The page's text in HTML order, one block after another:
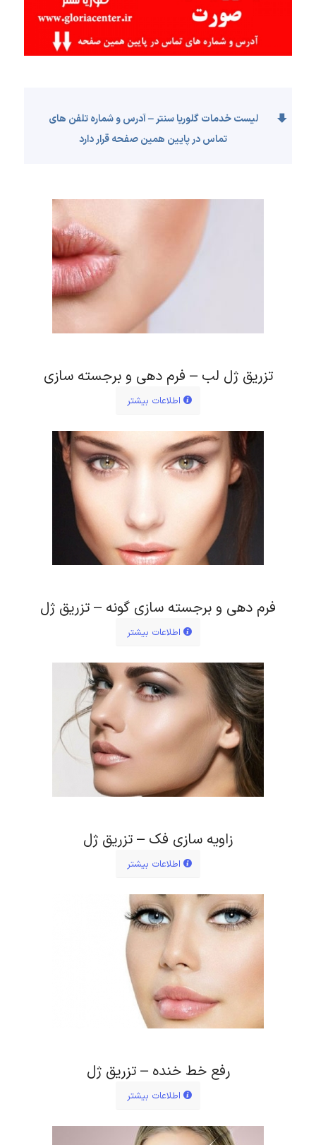
لیست خدمات گلوریا سنتر – آدرس و شماره تلفن های
تماس در پایین همین صفحه قرار دارد
تزریق ژل لب – فرم دهی و برجسته سازی
اطلاعات بیشتر
فرم دهی و برجسته سازی گونه – تزریق ژل
اطلاعات بیشتر
زاویه سازی فک – تزریق ژل
اطلاعات بیشتر
رفع خط خنده – تزریق ژل
اطلاعات بیشتر